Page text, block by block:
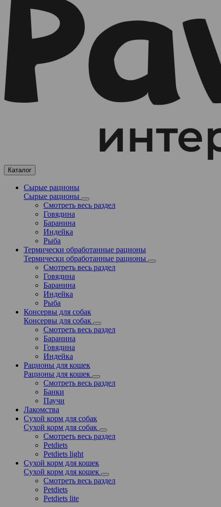
Каталог
Сырые рационы
Сырые рационы
Смотреть весь раздел
Говядина
Баранина
Индейка
Рыба
Термически обработанные рационы
Термически обработанные рационы
Смотреть весь раздел
Говядина
Баранина
Индейка
Рыба
Консервы для собак
Консервы для собак
Смотреть весь раздел
Баранина
Говядина
Индейка
Рационы для кошек
Рационы для кошек
Смотреть весь раздел
Банки
Паучи
Лакомства
Сухой корм для собак
Сухой корм для собак
Смотреть весь раздел
Petdiets
Petdiets light
Сухой корм для кошек
Сухой корм для кошек
Смотреть весь раздел
Petdiets
Petdiets lite